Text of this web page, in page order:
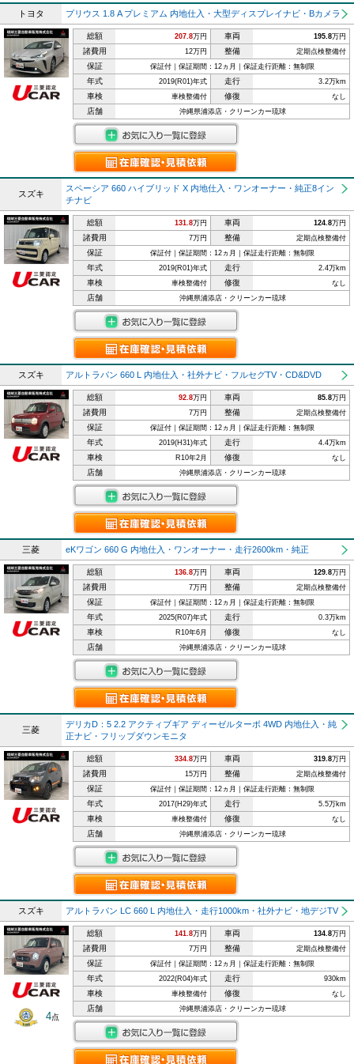
トヨタ プリウス 1.8 A プレミアム 内地仕入・大型ディスプレイナビ・Bカメラ
総額 207.8万円 車両 195.8万円
諸費用 12万円 整備 定期点検整備付
保証 保証付｜保証期間：12ヵ月｜保証走行距離：無制限
年式 2019(R01)年式 走行 3.2万km
車検 車検整備付 修復 なし
店舗 沖縄県浦添店・クリーンカー琉球
スズキ
スペーシア 660 ハイブリッド X 内地仕入・ワンオーナー・純正8イン
チナビ
総額 131.8万円 車両 124.8万円
諸費用 7万円 整備 定期点検整備付
保証 保証付｜保証期間：12ヵ月｜保証走行距離：無制限
年式 2019(R01)年式 走行 2.4万km
車検 車検整備付 修復 なし
店舗 沖縄県浦添店・クリーンカー琉球
スズキ アルトラパン 660 L 内地仕入・社外ナビ・フルセグTV・CD&DVD
総額 92.8万円 車両 85.8万円
諸費用 7万円 整備 定期点検整備付
保証 保証付｜保証期間：12ヵ月｜保証走行距離：無制限
年式 2019(H31)年式 走行 4.4万km
車検 R10年2月 修復 なし
店舗 沖縄県浦添店・クリーンカー琉球
三菱 eKワゴン 660 G 内地仕入・ワンオーナー・走行2600km・純正
総額 136.8万円 車両 129.8万円
諸費用 7万円 整備 定期点検整備付
保証 保証付｜保証期間：12ヵ月｜保証走行距離：無制限
年式 2025(R07)年式 走行 0.3万km
車検 R10年6月 修復 なし
店舗 沖縄県浦添店・クリーンカー琉球
三菱
デリカD：5 2.2 アクティブギア ディーゼルターボ 4WD 内地仕入・純
正ナビ・フリップダウンモニタ
総額 334.8万円 車両 319.8万円
諸費用 15万円 整備 定期点検整備付
保証 保証付｜保証期間：12ヵ月｜保証走行距離：無制限
年式 2017(H29)年式 走行 5.5万km
車検 車検整備付 修復 なし
店舗 沖縄県浦添店・クリーンカー琉球
スズキ アルトラパン LC 660 L 内地仕入・走行1000km・社外ナビ・地デジTV
4点
総額 141.8万円 車両 134.8万円
諸費用 7万円 整備 定期点検整備付
保証 保証付｜保証期間：12ヵ月｜保証走行距離：無制限
年式 2022(R04)年式 走行 930km
車検 車検整備付 修復 なし
店舗 沖縄県浦添店・クリーンカー琉球